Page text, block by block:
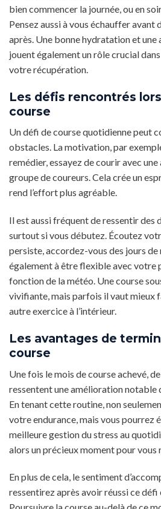
bien commencer la journée, ou en
Pensez aussi à vous échauffer avant
après. Une bonne hydratation et
jouent également un rôle crucial
votre récupération.
Les défis rencontrés
course
Un défi de course quotidienne peut
obstacles. La motivation, par
remédier, essayez de courir avec
groupe de coureurs. Cela crée un
rend l’effort plus agréable.
Il est aussi fréquent de ressentir des
surtout si vous débutez. Écoutez
persiste, accordez-vous des jours de
également à être flexible avec votre
fonction de la météo. Une course
vivifiante, mais parfois il vaut mieux
autre exercice à l’intérieur.
Les avantages de
course
Une fois le mois de course achevé,
ressentent une amélioration notable
En tenant cette routine, non
votre endurance, mais vous pourrez
meilleure gestion du stress au
alors un précieux moment pour
En plus de cela, le sentiment
ressentirez après avoir réussi ce